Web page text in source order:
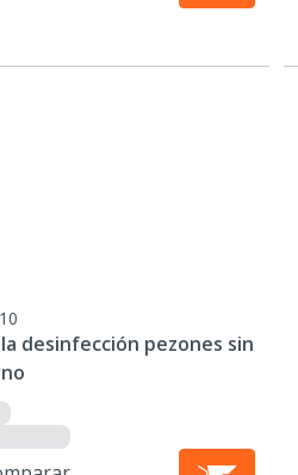
desinfección pezones sin